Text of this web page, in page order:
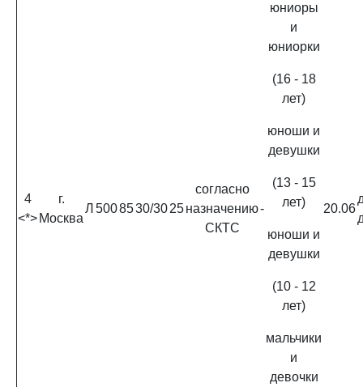
4
<*>
г.
Москва
Л 5008530/3025
согласно
назначению
СКТС
-
юниоры
и
юниорки
(16 - 18
лет)
юноши и
девушки
(13 - 15
лет)
юноши и
девушки
(10 - 12
лет)
мальчики
и
девочки
20.06